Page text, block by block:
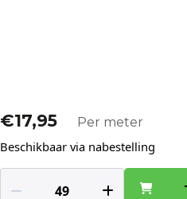
€17,95 Per meter
Beschikbaar via nabestelling